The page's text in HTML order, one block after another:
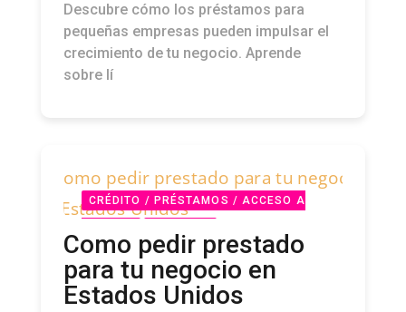
Descubre cómo los préstamos para
pequeñas empresas pueden impulsar el
crecimiento de tu negocio. Aprende
sobre lí
CRÉDITO / PRÉSTAMOS / ACCESO A
Como pedir prestado
para tu negocio en
Estados Unidos